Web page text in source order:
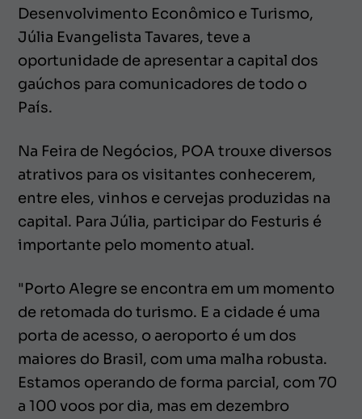
Desenvolvimento Econômico e Turismo,
Júlia Evangelista Tavares, teve a
oportunidade de apresentar a capital dos
gaúchos para comunicadores de todo o
País.
Na Feira de Negócios, POA trouxe diversos
atrativos para os visitantes conhecerem,
entre eles, vinhos e cervejas produzidas na
capital. Para Júlia, participar do Festuris é
importante pelo momento atual.
"Porto Alegre se encontra em um momento
de retomada do turismo. E a cidade é uma
porta de acesso, o aeroporto é um dos
maiores do Brasil, com uma malha robusta.
Estamos operando de forma parcial, com 70
a 100 voos por dia, mas em dezembro